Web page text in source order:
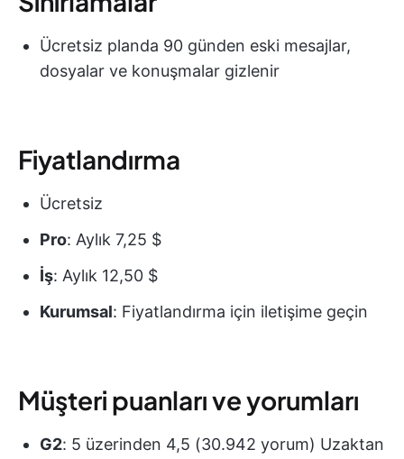
Ücretsiz planda 90 günden eski mesajlar,
dosyalar ve konuşmalar gizlenir
Fiyatlandırma
Ücretsiz
Pro: Aylık 7,25 $
İş: Aylık 12,50 $
Kurumsal: Fiyatlandırma için iletişime geçin
Müşteri puanları ve yorumları
G2: 5 üzerinden 4,5 (30.942 yorum) Uzaktan